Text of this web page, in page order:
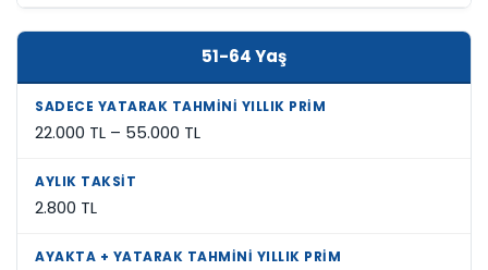
51-64 Yaş
22.000 TL – 55.000 TL
2.800 TL